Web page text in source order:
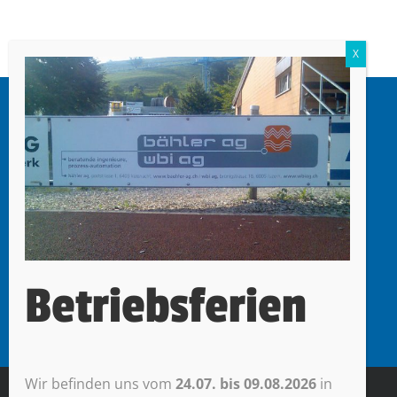
mr werbetechnik
Miori Roberto
Oberdorf 47
6403 Küssnacht am Rigi
© mr werbetechnik |Impressum + Datenschutz
Betriebsferien
Wir befinden uns vom 24.07. bis 09.08.2026 in